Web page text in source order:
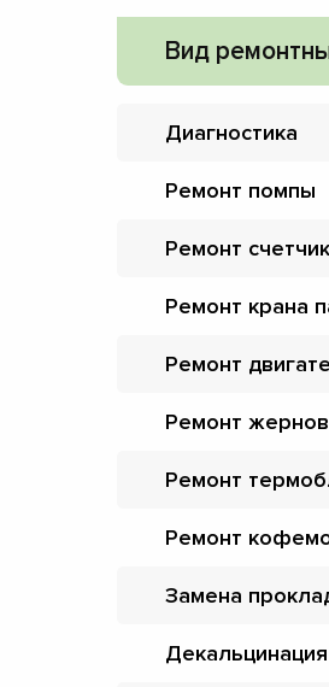
Вид
Диагностика
Ремонт помпы
Ремонт
Ремонт крана
Ремонт
Ремонт
Ремонт
Ремонт
Замена
Декальцинация